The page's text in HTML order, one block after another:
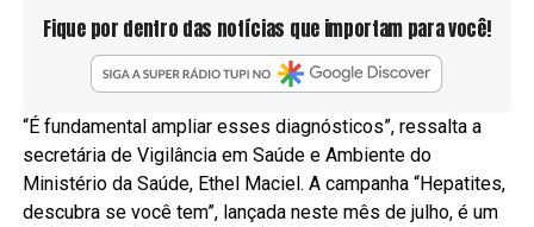
Fique por dentro das notícias que importam para você!
“É fundamental ampliar esses diagnósticos”, ressalta a
secretária de Vigilância em Saúde e Ambiente do
Ministério da Saúde, Ethel Maciel. A campanha “Hepatites,
descubra se você tem”, lançada neste mês de julho, é um